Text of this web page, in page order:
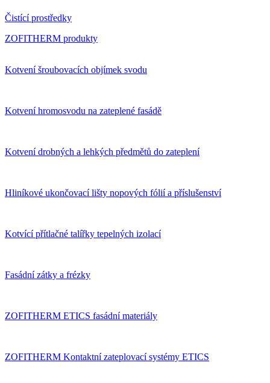
Čistící prostředky
ZOFITHERM produkty
Kotvení šroubovacích objímek svodu
Kotvení hromosvodu na zateplené fasádě
Kotvení drobných a lehkých předmětů do zateplení
Hliníkové ukončovací lišty nopových fólií a příslušenství
Kotvící přítlačné talířky tepelných izolací
Fasádní zátky a frézky
ZOFITHERM ETICS fasádní materiály
ZOFITHERM Kontaktní zateplovací systémy ETICS